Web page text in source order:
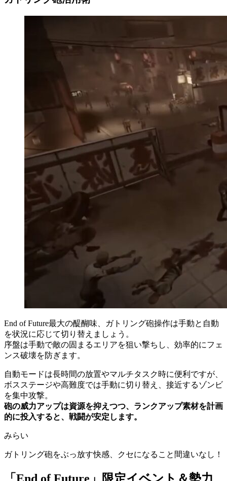
End of Future最大の醍醐味、ガトリング砲操作は手動と自動
を状況に応じて切り替えましょう。
序盤は手動で敵の固まるエリアを狙い撃ちし、効率的にフェ
ンス破壊を防ぎます。
自動モードは長時間の放置やマルチタスク時に便利ですが、
ボスステージや高難度では手動に切り替え、接近するゾンビ
を集中攻撃。
砲の威力アップは資源を抑えつつ、ランクアップ素材を計画
的に投入すると、戦闘が安定します。
みらい
ガトリング砲をぶっ放す快感、クセになること間違いなし！
「End of Future」限定イベント＆勢力